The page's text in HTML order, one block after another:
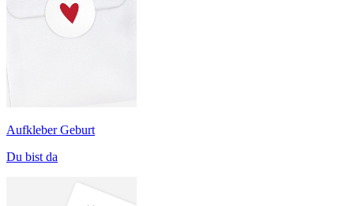
Aufkleber Geburt
Du bist da